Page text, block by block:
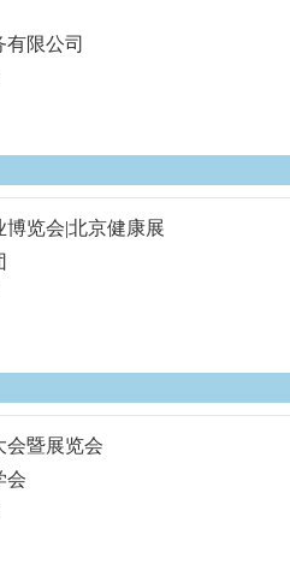
限公司
博览会|北京健康展
会暨展览会
会